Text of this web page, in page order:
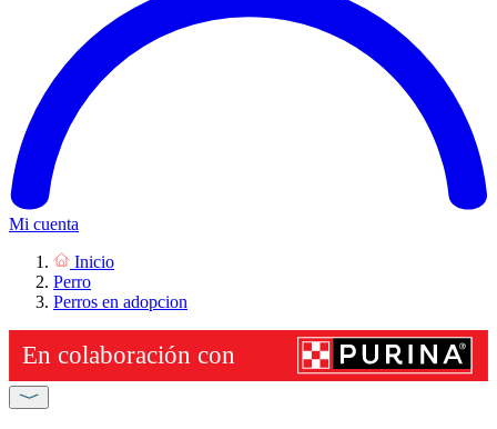
Mi cuenta
Inicio
Perro
Perros en adopcion